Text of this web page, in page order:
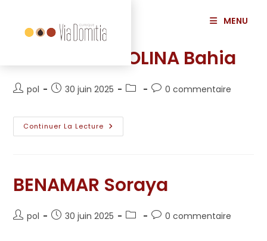
MENU
MEDIOUNI-MOLINA Bahia
pol 30 juin 2025 0 commentaire
Continuer La Lecture
BENAMAR Soraya
pol 30 juin 2025 0 commentaire